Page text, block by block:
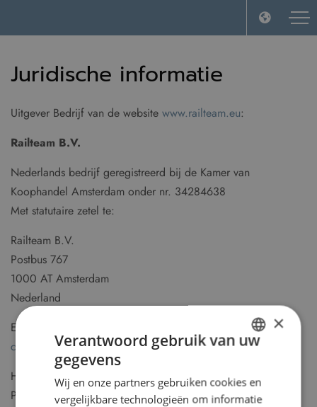
Juridische informatie
Uitgever Bedrijf van de website www.railteam.eu:
Railteam B.V.
Nederlands bedrijf geregistreerd bij de Kamer van
Koophandel Amsterdam onder nr. 34284638
Met statutaire zetel te:
Railteam B.V.
Postbus 767
1000 AT Amsterdam
Nederland
Email :
contactformulier
Hoofdredacteuren en directeuren publicatie: Tom Hendriks,
Petra Beurer.
GERMAN
×
Verantwoord gebruik van uw
gegevens
Wij en onze partners gebruiken cookies en
vergelijkbare technologieën om informatie